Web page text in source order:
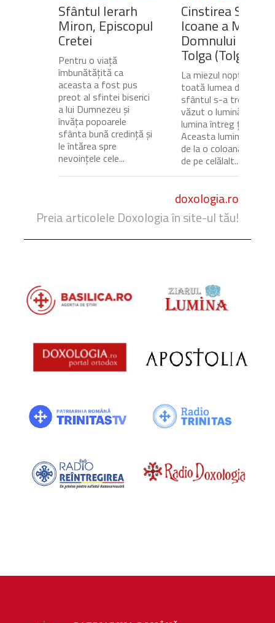
Sfântul Ierarh
Miron, Episcopul
Cretei
Pentru o viață
îmbunătățită ca
aceasta a fost pus
preot al sfintei biserici
a lui Dumnezeu și
învăța popoarele
sfânta bună credință și
le întărea spre
nevoințele cele...
Cinstirea Sfintei
Icoane a Maicii
Domnului de pe
Tolga (Tolgska)
La miezul nopții, când
toată lumea dormea,
sfântul s-a trezit și a
văzut o lumină care
lumina întreg ținutul.
Aceasta lumină venea
de la o coloană de foc
de pe celălalt...
doxologia.ro
Preia articolele Doxologia în site-ul tău!